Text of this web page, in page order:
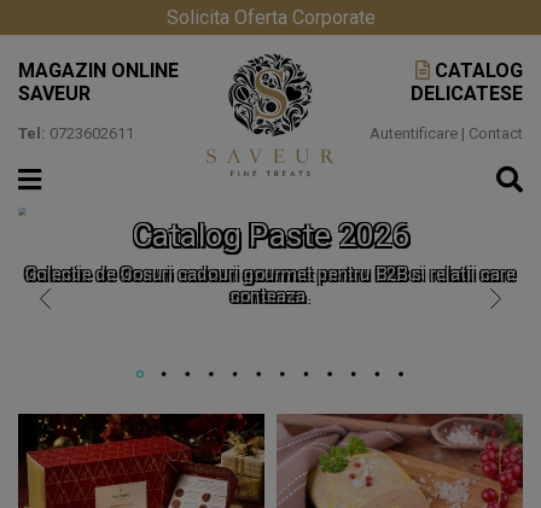
Solicita Oferta Corporate
MAGAZIN ONLINE
SAVEUR
Tel: 0723602611
CATALOG
DELICATESE
Autentificare | Contact
Catalog Paste 2026
Colectie de Cosuri cadouri gourmet pentru B2B si relatii care
conteaza.